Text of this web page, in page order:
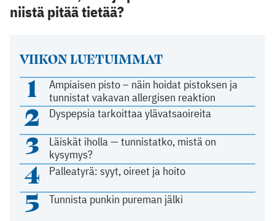
VIIKON LUETUIMMAT
1
Ampiaisen pisto – näin hoidat pistoksen ja
tunnistat vakavan allergisen reaktion
2 Dyspepsia tarkoittaa ylävatsaoireita
3
Läiskät iholla — tunnistatko, mistä on
kysymys?
4 Palleatyrä: syyt, oireet ja hoito
5 Tunnista punkin pureman jälki
niistä pitää tietää?